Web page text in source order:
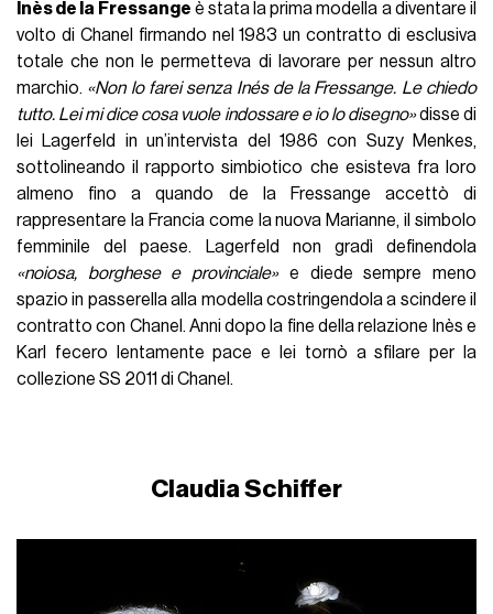
Inès de la Fressange è stata la prima modella a diventare il
volto di Chanel firmando nel 1983 un contratto di esclusiva
totale che non le permetteva di lavorare per nessun altro
marchio. «Non lo farei senza Inés de la Fressange. Le chiedo
tutto. Lei mi dice cosa vuole indossare e io lo disegno»disse di
lei Lagerfeld in un’intervista del 1986 con Suzy Menkes,
sottolineando il rapporto simbiotico che esisteva fra loro
almeno fino a quando de la Fressange accettò di
rappresentare la Francia come la nuova Marianne, il simbolo
femminile del paese. Lagerfeld non gradì definendola
«noiosa, borghese e provinciale»e diede sempre meno
spazio in passerella alla modella costringendola a scindere il
contratto con Chanel. Anni dopo la fine della relazione Inès e
Karl fecero lentamente pace e lei tornò a sfilare per la
collezione SS 2011 di Chanel.
Claudia Schiffer